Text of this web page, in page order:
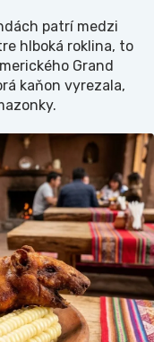
patrí medzi
hlboká roklina, to
Grand
kaňon vyrezala,